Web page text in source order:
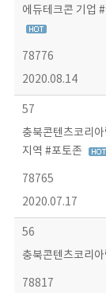
에듀테크콘 기업
78776
2020.08.14
57
충북콘텐츠코리
지역 #포토존
78765
2020.07.17
56
충북콘텐츠코리
78817